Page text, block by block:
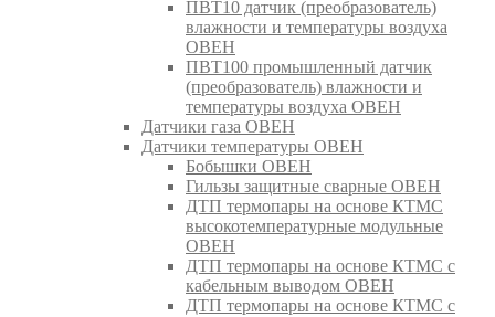
ПВТ10 датчик (преобразователь)
влажности и температуры воздуха
ОВЕН
ПВТ100 промышленный датчик
(преобразователь) влажности и
температуры воздуха ОВЕН
Датчики газа ОВЕН
Датчики температуры ОВЕН
Бобышки ОВЕН
Гильзы защитные сварные ОВЕН
ДТП термопары на основе КТМС
высокотемпературные модульные
ОВЕН
ДТП термопары на основе КТМС с
кабельным выводом ОВЕН
ДТП термопары на основе КТМС с